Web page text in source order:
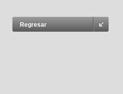
Regresar